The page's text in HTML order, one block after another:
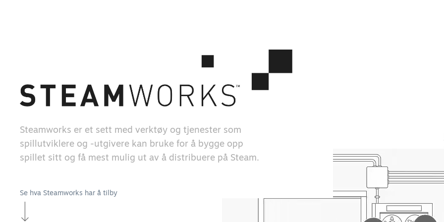
Steamworks er et sett med verktøy og tjenester som
spillutviklere og -utgivere kan bruke for å bygge opp
spillet sitt og få mest mulig ut av å distribuere på Steam.
Se hva Steamworks har å tilby